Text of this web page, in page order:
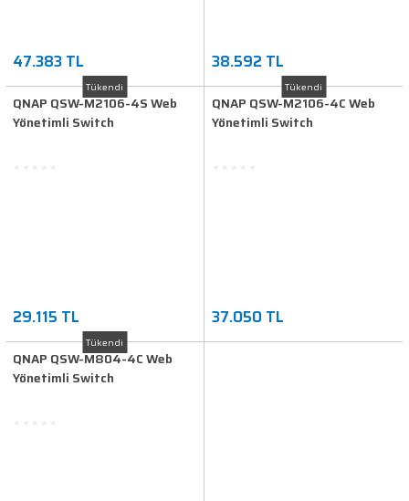
47.383 TL 38.592 TL
Tükendi
QNAP QSW-M2106-4S Web
Yönetimli Switch
29.115 TL
Tükendi
QNAP QSW-M2106-4C Web
Yönetimli Switch
37.050 TL
Tükendi
QNAP QSW-M804-4C Web
Yönetimli Switch